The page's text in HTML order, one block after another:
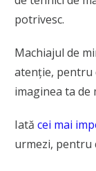
potrivesc.
Machiajul de
atenție, pentru
imaginea ta de
Iată cei mai
urmezi, pentru